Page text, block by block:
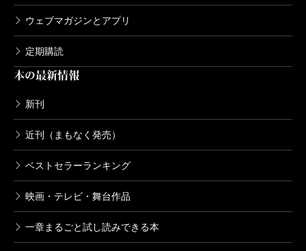
ウェブマガジンとアプリ
定期購読
本の最新情報
新刊
近刊（まもなく発売）
ベストセラーランキング
映画・テレビ・舞台作品
一章まるごと試し読みできる本